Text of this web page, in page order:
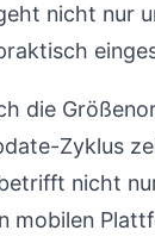
nicht nur
die
Zyklus
nicht
mobilen